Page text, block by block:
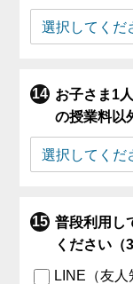
お子さま1
の授業料以
普段利用し
ください（
LINE（友人